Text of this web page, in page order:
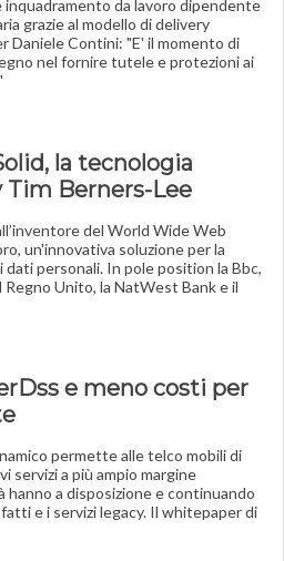
inquadramento da lavoro dipendente
grazie al modello di delivery
Daniele Contini: "E' il momento di
nel fornire tutele e protezioni ai
la tecnologia
Tim Berners-Lee
del World Wide Web
un'innovativa soluzione per la
personali. In pole position la Bbc,
Unito, la NatWest Bank e il
e meno costi per
permette alle telco mobili di
servizi a più ampio margine
a disposizione e continuando
e i servizi legacy. Il whitepaper di